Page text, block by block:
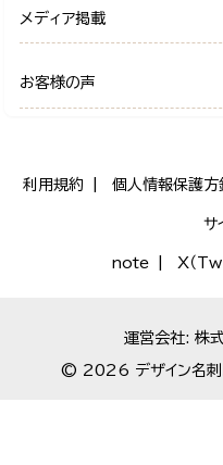
メディア掲載
お客様の声
利用規約 個人情報保護方
サ
note X（
運営会社: 株
© 2026 デザイン名